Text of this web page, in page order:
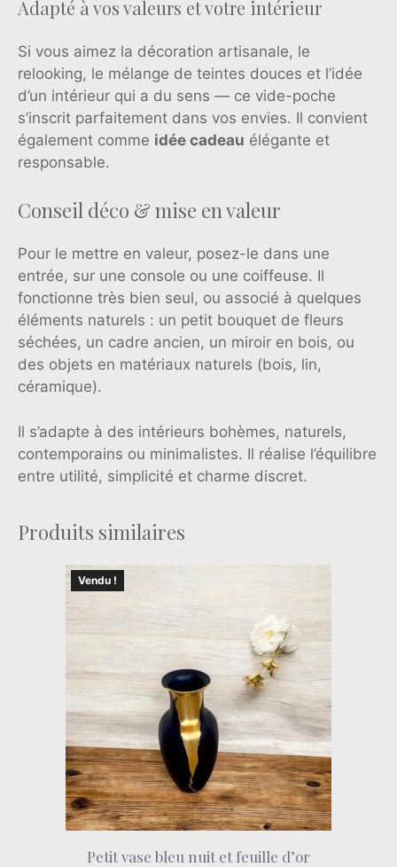
Adapté à vos valeurs et votre intérieur
Si vous aimez la décoration artisanale, le
relooking, le mélange de teintes douces et l’idée
d’un intérieur qui a du sens — ce vide-poche
s’inscrit parfaitement dans vos envies. Il convient
également comme idée cadeau élégante et
responsable.
Conseil déco & mise en valeur
Pour le mettre en valeur, posez-le dans une
entrée, sur une console ou une coiffeuse. Il
fonctionne très bien seul, ou associé à quelques
éléments naturels : un petit bouquet de fleurs
séchées, un cadre ancien, un miroir en bois, ou
des objets en matériaux naturels (bois, lin,
céramique).
Il s’adapte à des intérieurs bohèmes, naturels,
contemporains ou minimalistes. Il réalise l’équilibre
entre utilité, simplicité et charme discret.
Produits similaires
Vendu !
Petit vase bleu nuit et feuille d’or